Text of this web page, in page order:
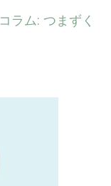
ラム: つまずく